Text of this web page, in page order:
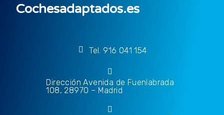
Cochesadaptados.es
Tel. 916 041 154
Dirección Avenida de Fuenlabrada
108, 28970 – Madrid